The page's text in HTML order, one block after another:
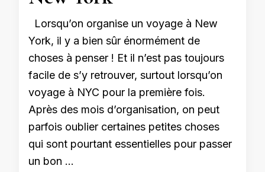
Lorsqu’on organise un voyage à New
York, il y a bien sûr énormément de
choses à penser ! Et il n’est pas toujours
facile de s’y retrouver, surtout lorsqu’on
voyage à NYC pour la première fois.
Après des mois d’organisation, on peut
parfois oublier certaines petites choses
qui sont pourtant essentielles pour passer
un bon …